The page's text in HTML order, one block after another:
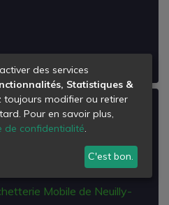
Neuilly-l'evêque
Mobile de Neuilly-
des services
Statistiques &
toujours modifier ou retirer
Pour en savoir plus,
de confidentialité.
C'est bon.